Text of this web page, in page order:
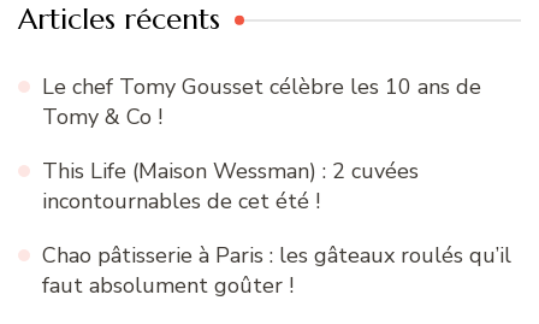
Articles récents
Le chef Tomy Gousset célèbre les 10 ans de
Tomy & Co !
This Life (Maison Wessman) : 2 cuvées
incontournables de cet été !
Chao pâtisserie à Paris : les gâteaux roulés qu’il
faut absolument goûter !